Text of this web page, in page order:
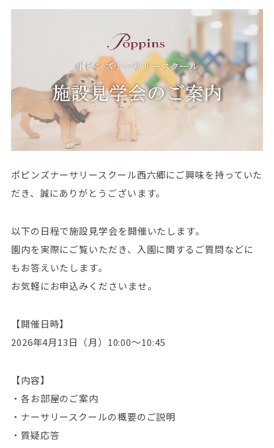
ポピンズナーサリースクール西六郷にご興味を持っていた
だき、誠にありがとうございます。
以下の日程で施設見学会を開催いたします。
園内を実際にご覧いただき、入園に関するご質問などに
もお答えいたします。
お気軽にお申込みくださいませ。
【開催日時】
2026年4月13日（月）10:00～10:45
【内容】
・各お部屋のご案内
・ナーサリースクールの概要のご説明
・質疑応答